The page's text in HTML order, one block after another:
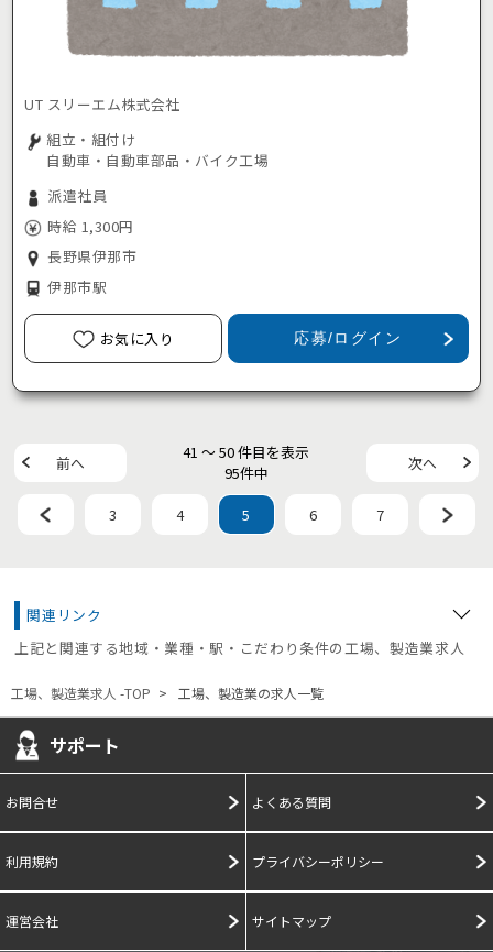
UT スリーエム株式会社
組立・組付け
自動車・自動車部品・バイク工場
派遣社員
時給 1,300円
長野県伊那市
伊那市駅
お気に入り 応募/ログイン
前へ
41 ～ 50 件目を表示
95件中
次へ
3 4 5 6 7
関連リンク
上記と関連する地域・業種・駅・こだわり条件の工場、製造業求人
工場、製造業求人 -TOP 工場、製造業の求人一覧
サポート
お問合せ よくある質問
利用規約 プライバシーポリシー
運営会社 サイトマップ